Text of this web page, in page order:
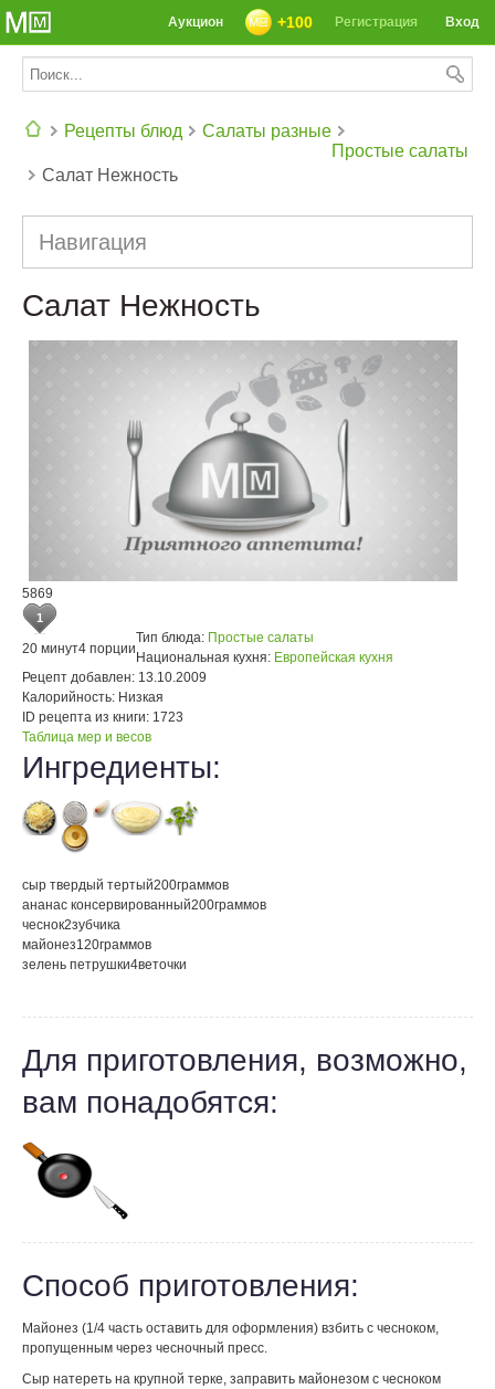
Вход
Регистрация
+100
Аукцион
Рецепты блюд
Салаты разные
Простые салаты
Салат Нежность
Навигация
Салат Нежность
5869
1
20 минут4 порции
Тип блюда: Простые салаты
Национальная кухня: Европейская кухня
Рецепт добавлен: 13.10.2009
Калорийность: Низкая
ID рецепта из книги: 1723
Таблица мер и весов
Ингредиенты:
сыр твердый тертый200граммов
ананас консервированный200граммов
чеснок2зубчика
майонез120граммов
зелень петрушки4веточки
Для приготовления, возможно,
вам понадобятся:
Способ приготовления:
Майонез (1/4 часть оставить для оформления) взбить с чесноком,
пропущенным через чесночный пресс.
Сыр натереть на крупной терке, заправить майонезом с чесноком